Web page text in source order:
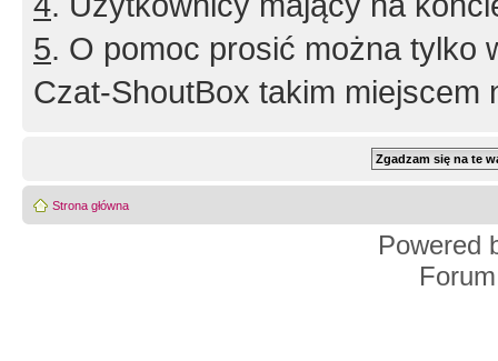
5. O pomoc prosić można tylko
Czat-ShoutBox takim miejscem
Strona główna
Powered